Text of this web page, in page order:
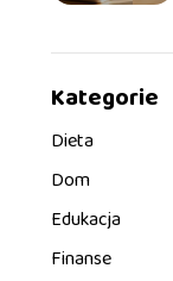
Kategorie
Dieta
Dom
Edukacja
Finanse